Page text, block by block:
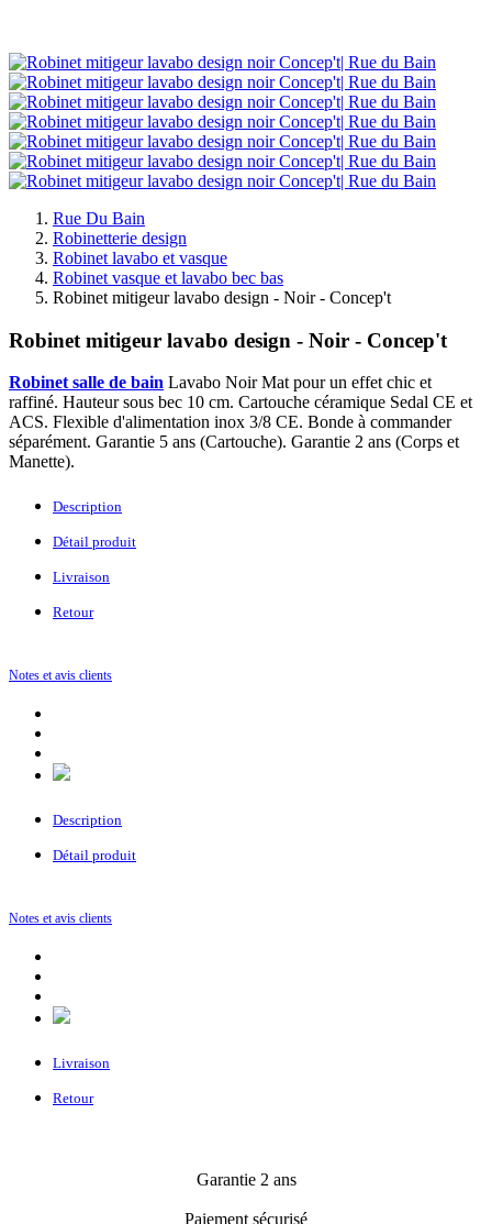
Rue Du Bain
Robinetterie design
Robinet lavabo et vasque
Robinet vasque et lavabo bec bas
Robinet mitigeur lavabo design - Noir - Concep't
Robinet mitigeur lavabo design - Noir - Concep't
Robinet salle de bain Lavabo Noir Mat pour un effet chic et
raffiné. Hauteur sous bec 10 cm. Cartouche céramique Sedal CE et
ACS. Flexible d'alimentation inox 3/8 CE. Bonde à commander
séparément. Garantie 5 ans (Cartouche). Garantie 2 ans (Corps et
Manette).
Description
Détail produit
Livraison
Retour
Notes et avis clients
Description
Détail produit
Notes et avis clients
Livraison
Retour
Garantie 2 ans
Paiement sécurisé